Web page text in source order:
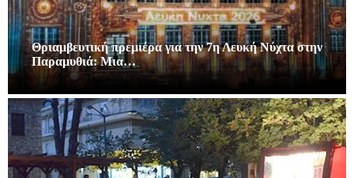
Θριαμβευτική πρεμιέρα για την 7η Λευκή Νύχτα στην
Παραμυθιά: Μια…